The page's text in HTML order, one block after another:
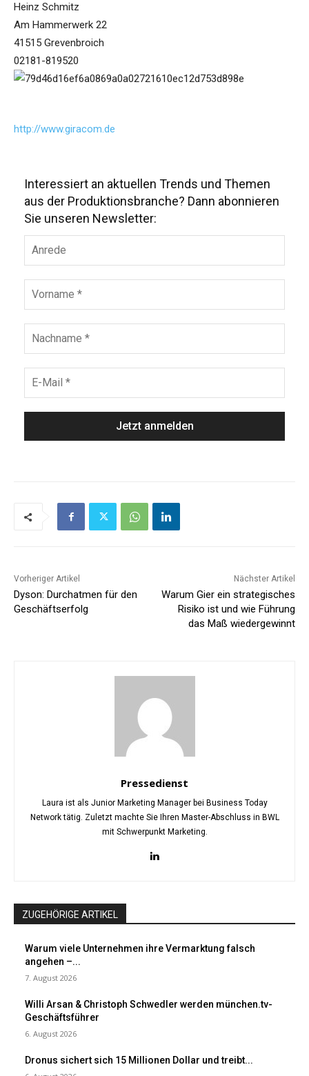
Heinz Schmitz
Am Hammerwerk 22
41515 Grevenbroich
02181-819520
http://www.giracom.de
Interessiert an aktuellen Trends und Themen
aus der Produktionsbranche? Dann abonnieren
Sie unseren Newsletter:
Vorheriger Artikel
Dyson: Durchatmen für den
Geschäftserfolg
Nächster Artikel
Warum Gier ein strategisches
Risiko ist und wie Führung
das Maß wiedergewinnt
Pressedienst
Laura ist als Junior Marketing Manager bei Business Today
Network tätig. Zuletzt machte Sie Ihren Master-Abschluss in BWL
mit Schwerpunkt Marketing.
ZUGEHÖRIGE ARTIKEL
Warum viele Unternehmen ihre Vermarktung falsch
angehen –...
7. August 2026
Willi Arsan & Christoph Schwedler werden münchen.tv-
Geschäftsführer
6. August 2026
Dronus sichert sich 15 Millionen Dollar und treibt...